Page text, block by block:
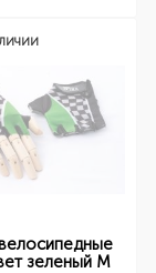
зеленый M